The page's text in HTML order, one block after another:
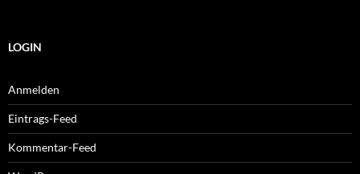
LOGIN
Anmelden
Eintrags-Feed
Kommentar-Feed